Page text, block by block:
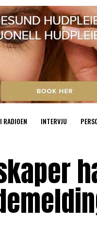
RADIOEN INTERVJU